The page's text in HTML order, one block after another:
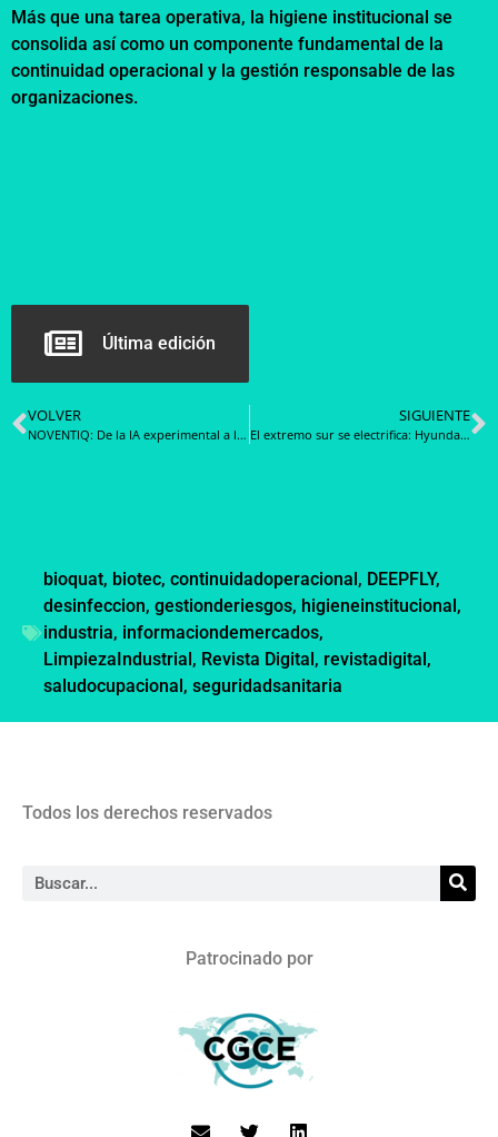
Más que una tarea operativa, la higiene institucional se
consolida así como un componente fundamental de la
continuidad operacional y la gestión responsable de las
organizaciones.
Última edición
VOLVER
NOVENTIQ: De la IA experimental a la IA industrializada, la importancia de convertirse en una Frontier Firm
SIGUIENTE
El extremo sur se electrifica: Hyundai Zedo 300EV llega a Cabo de Hornos para potenciar la recolección sustentable
bioquat, biotec, continuidadoperacional, DEEPFLY,
desinfeccion, gestionderiesgos, higieneinstitucional,
industria, informaciondemercados,
LimpiezaIndustrial, Revista Digital, revistadigital,
saludocupacional, seguridadsanitaria
Todos los derechos reservados
Patrocinado por